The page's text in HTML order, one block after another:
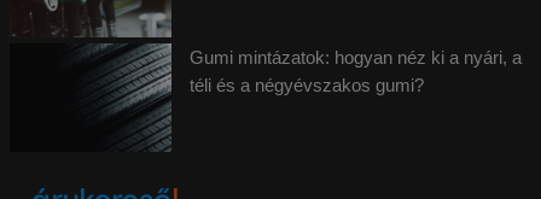
Gumi mintázatok: hogyan néz ki a nyári, a
téli és a négyévszakos gumi?